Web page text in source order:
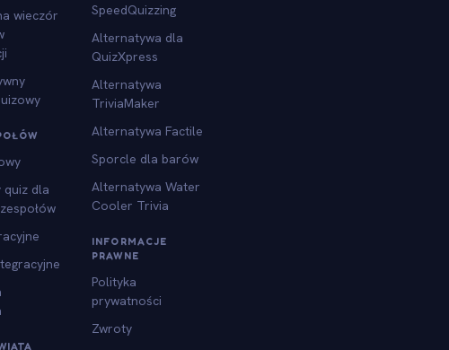
wieczór
quiz dla
SpeedQuizzing
Alternatywa dla
QuizXpress
Alternatywa
TriviaMaker
Alternatywa Factile
Sporcle dla barów
Alternatywa Water
Cooler Trivia
INFORMACJE
PRAWNE
Polityka
prywatności
Zwroty